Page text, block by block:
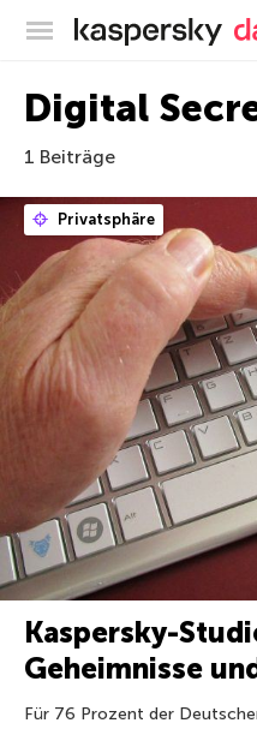
Digital
1 Beiträge
Privatsphäre
Kaspersky-
Geheimnisse
Für 76 Prozent der